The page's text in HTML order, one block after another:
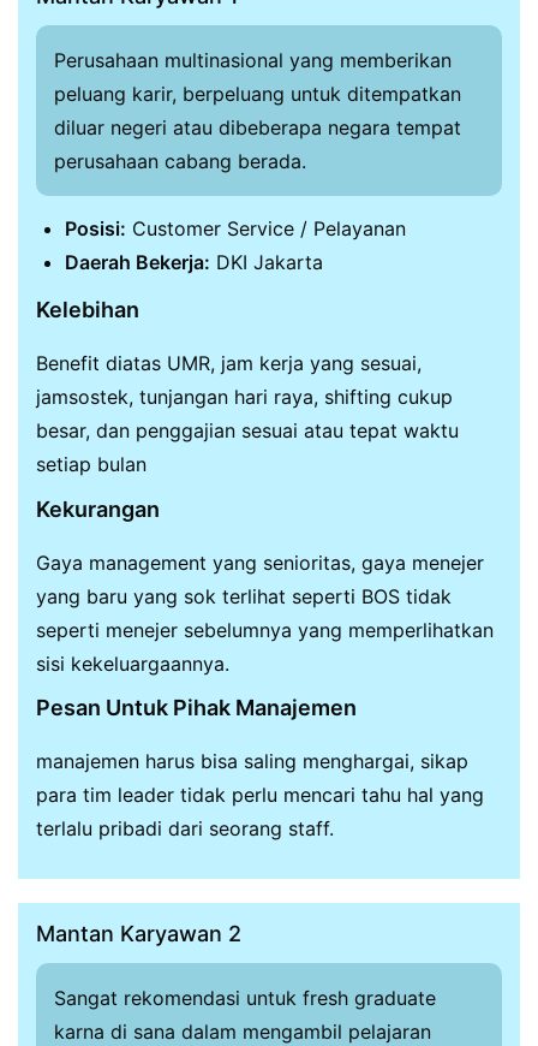
Perusahaan multinasional yang memberikan
peluang karir, berpeluang untuk ditempatkan
diluar negeri atau dibeberapa negara tempat
perusahaan cabang berada.
Posisi: Customer Service / Pelayanan
Daerah Bekerja: DKI Jakarta
Kelebihan
Benefit diatas UMR, jam kerja yang sesuai,
jamsostek, tunjangan hari raya, shifting cukup
besar, dan penggajian sesuai atau tepat waktu
setiap bulan
Kekurangan
Gaya management yang senioritas, gaya menejer
yang baru yang sok terlihat seperti BOS tidak
seperti menejer sebelumnya yang memperlihatkan
sisi kekeluargaannya.
Pesan Untuk Pihak Manajemen
manajemen harus bisa saling menghargai, sikap
para tim leader tidak perlu mencari tahu hal yang
terlalu pribadi dari seorang staff.
Mantan Karyawan 2
Sangat rekomendasi untuk fresh graduate
karna di sana dalam mengambil pelajaran